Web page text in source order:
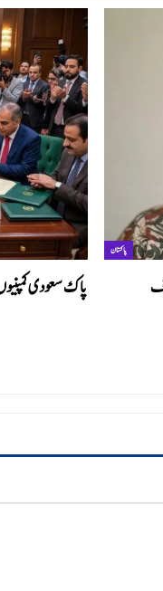
پاک سعودی
پاکستان